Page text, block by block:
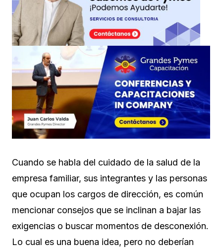
Cuando se habla del cuidado de la salud de la
empresa familiar, sus integrantes y las personas
que ocupan los cargos de dirección, es común
mencionar consejos que se inclinan a bajar las
exigencias o buscar momentos de desconexión.
Lo cual es una buena idea, pero no deberían